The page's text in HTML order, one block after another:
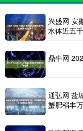
兴盛网 安
水体近五
鼎牛网
通弘网 盐
蟹肥稻丰